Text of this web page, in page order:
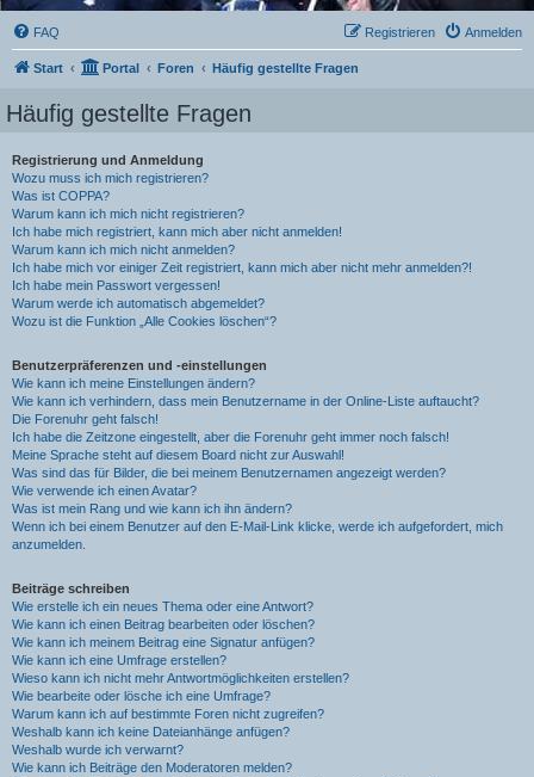
FAQ Anmelden
Registrieren
Start Portal Foren Häufig gestellte Fragen
Häufig gestellte Fragen
Registrierung und Anmeldung
Wozu muss ich mich registrieren?
Was ist COPPA?
Warum kann ich mich nicht registrieren?
Ich habe mich registriert, kann mich aber nicht anmelden!
Warum kann ich mich nicht anmelden?
Ich habe mich vor einiger Zeit registriert, kann mich aber nicht mehr anmelden?!
Ich habe mein Passwort vergessen!
Warum werde ich automatisch abgemeldet?
Wozu ist die Funktion „Alle Cookies löschen“?
Benutzerpräferenzen und -einstellungen
Wie kann ich meine Einstellungen ändern?
Wie kann ich verhindern, dass mein Benutzername in der Online-Liste auftaucht?
Die Forenuhr geht falsch!
Ich habe die Zeitzone eingestellt, aber die Forenuhr geht immer noch falsch!
Meine Sprache steht auf diesem Board nicht zur Auswahl!
Was sind das für Bilder, die bei meinem Benutzernamen angezeigt werden?
Wie verwende ich einen Avatar?
Was ist mein Rang und wie kann ich ihn ändern?
Wenn ich bei einem Benutzer auf den E-Mail-Link klicke, werde ich aufgefordert, mich
anzumelden.
Beiträge schreiben
Wie erstelle ich ein neues Thema oder eine Antwort?
Wie kann ich einen Beitrag bearbeiten oder löschen?
Wie kann ich meinem Beitrag eine Signatur anfügen?
Wie kann ich eine Umfrage erstellen?
Wieso kann ich nicht mehr Antwortmöglichkeiten erstellen?
Wie bearbeite oder lösche ich eine Umfrage?
Warum kann ich auf bestimmte Foren nicht zugreifen?
Weshalb kann ich keine Dateianhänge anfügen?
Weshalb wurde ich verwarnt?
Wie kann ich Beiträge den Moderatoren melden?